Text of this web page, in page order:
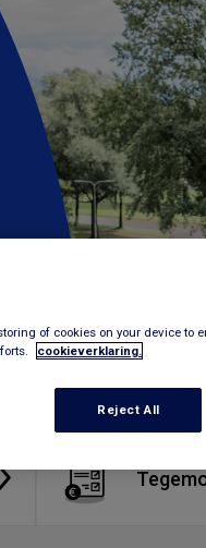
of cookies on your device to
cookieverklaring.
Reject All